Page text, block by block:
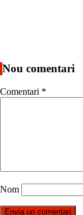
Nou comentari
Comentari *
Nom